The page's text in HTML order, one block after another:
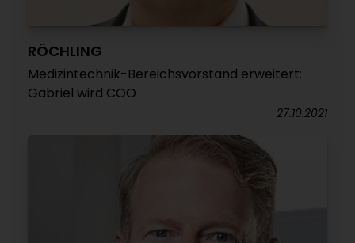
RÖCHLING
Medizintechnik-Bereichsvorstand erweitert:
Gabriel wird COO
27.10.2021